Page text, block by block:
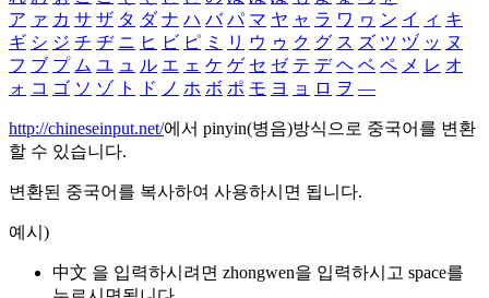
ア ァ カ サ ザ タ ダ ナ ハ バ パ マ ヤ ャ ラ ワ ヮ ン イ ィ キ
ギ シ ジ チ ヂ ニ ヒ ビ ピ ミ リ ウ ゥ ク グ ス ズ ツ ヅ ッ ヌ
フ ブ プ ム ユ ュ ル エ ェ ケ ゲ セ ゼ テ デ ヘ ベ ペ メ レ オ
ォ コ ゴ ソ ゾ ト ド ノ ホ ボ ポ モ ヨ ョ ロ ヲ ―
http://chineseinput.net/에서 pinyin(병음)방식으로 중국어를 변환
할 수 있습니다.
변환된 중국어를 복사하여 사용하시면 됩니다.
예시)
中文 을 입력하시려면 zhongwen을 입력하시고 space를